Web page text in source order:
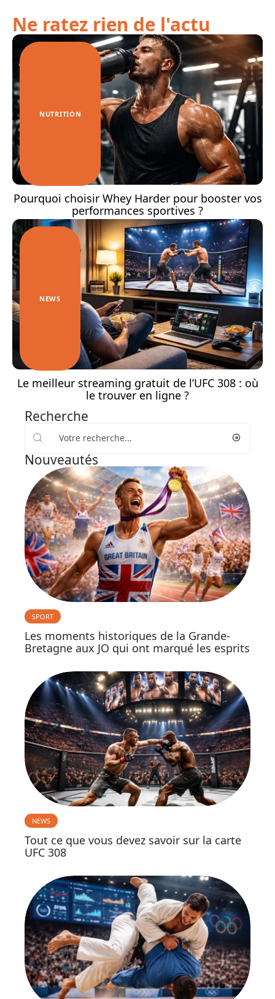
Ne ratez rien de l'actu
NUTRITION
Pourquoi choisir Whey Harder pour booster vos
performances sportives ?
NEWS
Le meilleur streaming gratuit de l’UFC 308 : où
le trouver en ligne ?
Recherche
Nouveautés
SPORT
Les moments historiques de la Grande-
Bretagne aux JO qui ont marqué les esprits
NEWS
Tout ce que vous devez savoir sur la carte
UFC 308